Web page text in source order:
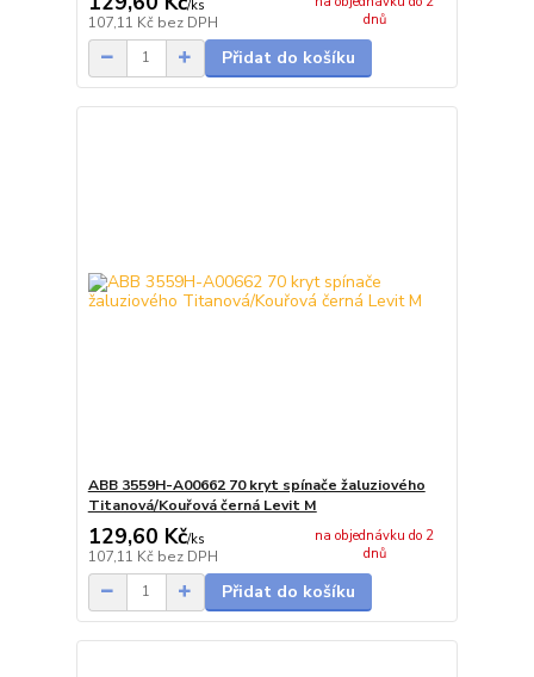
/ks
107,11 Kč bez DPH
dnů
Přidat do košíku
ABB 3559H-A00662 70 kryt spínače žaluziového
Titanová/Kouřová černá Levit M
129,60 Kč/ks
107,11 Kč bez DPH
na objednávku do 2
dnů
Přidat do košíku